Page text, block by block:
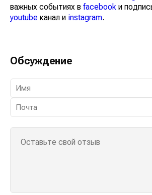
важных событиях вfacebook и
youtube канал иinstagram
Обсуждение